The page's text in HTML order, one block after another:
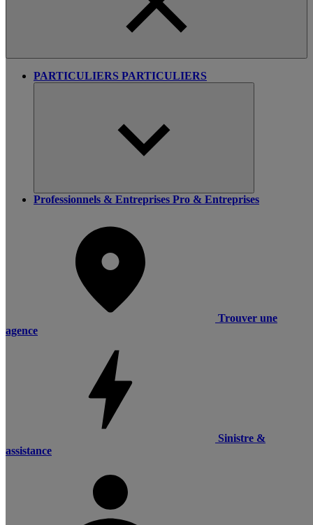
PARTICULIERS PARTICULIERS
Professionnels & Entreprises Pro & Entreprises
Trouver une
agence
Sinistre &
assistance